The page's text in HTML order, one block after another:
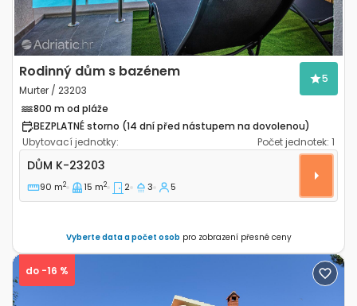
Rodinný dům s bazénem
Murter / 23203
5
800 m od pláže
BEZPLATNÉ storno (14 dní před nástupem na dovolenou)
Ubytovací jednotky:
Počet jednotek: 1
Dvoupokojový dům Murter K-23203
DŮM K-23203
90 m2 15 m2 2 3 5
Vyberte data a počet osob pro zobrazení přesné ceny
do -16 %